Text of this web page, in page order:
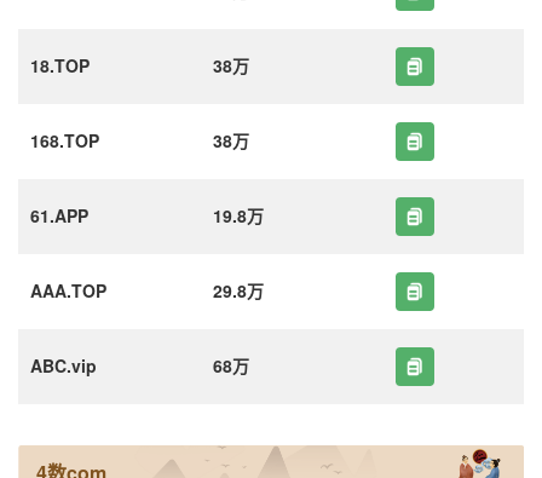
18.TOP 38万
168.TOP 38万
61.APP 19.8万
AAA.TOP 29.8万
ABC.vip 68万
4数com